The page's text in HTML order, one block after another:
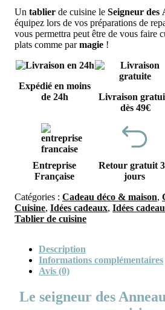
Un tablier de cuisine le Seigneur des
équipez lors de vos préparations de
vous permettra peut être de vous faire
plats comme parmagie !
Expédié en moins
de 24h
Livraison
dès 49€
Entreprise
Française
Retour gratuit
jours
Catégories : Cadeau déco & maison,
Cuisine, Idées cadeaux, Idées
Tablier de cuisine
Description
Informations complémentaires
Avis (0)
Le seigneur des